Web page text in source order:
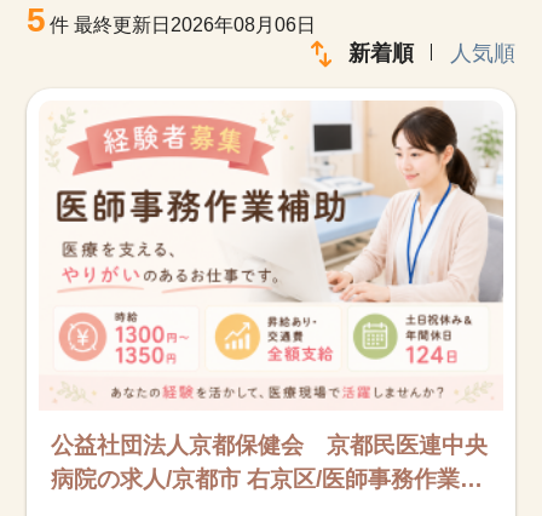
お知らせ
医療事務求人ドットコムとは
サイトの使い方
就職サポート
人材をお探しの医療機関・企業様
運営会社
5 件最終更新日2026年08月06日
新着順 人気順
公益社団法人京都保健会 京都民医連中央
病院の求人/京都市 右京区/医師事務作業補
九州・沖縄